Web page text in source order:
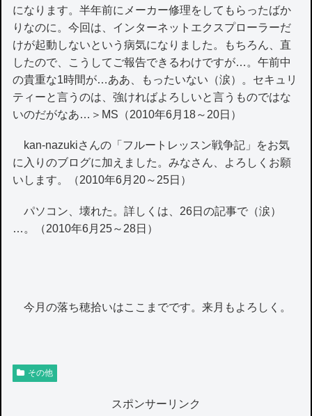
になります。半年前にメーカー修理をしてもらったばか
りなのに。今回は、インターネットエクスプローラーだ
けが起動しないという病気になりました。もちろん、直
したので、こうしてご報告できるわけですが…。午前中
の貴重な1時間が…ああ、もったいない（涙）。セキュリ
ティーと言うのは、強ければよろしいと言うものではな
いのだがなあ…＞MS（2010年6月18～20日）
kan-nazukiさんの「フルートレッスン戦争記」をお気
に入りのブログに加えました。みなさん、よろしくお願
いします。（2010年6月20～25日）
パソコン、壊れた。詳しくは、26日の記事で（涙）
…。（2010年6月25～28日）
今月の落ち穂拾いはここまでです。来月もよろしく。
その他
スポンサーリンク